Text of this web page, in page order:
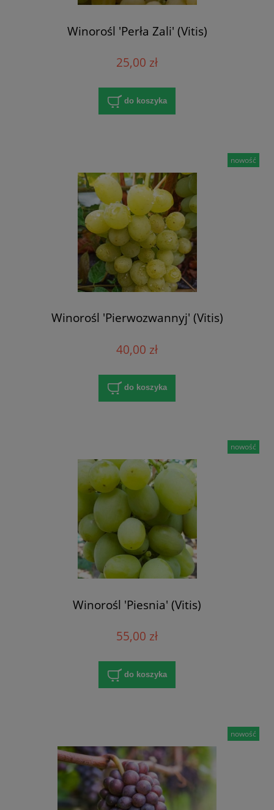
Winorośl 'Perła Zali' (Vitis)
25,00 zł
do koszyka
Winorośl 'Pierwozwannyj' (Vitis)
40,00 zł
do koszyka
nowość
Winorośl 'Piesnia' (Vitis)
55,00 zł
do koszyka
nowość
nowość